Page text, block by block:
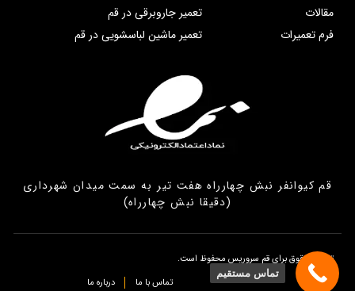
مقالات
فرم تعمیرات
تعمیر جاروبرقی در قم
تعمیر ماشین لباسشویی در قم
قم کیوانفر نبش چهارراه هفت تیر به سمت میدان شهرداری
(دقیقا نبش چهارراه)
تمامی حقوق برای قم سروریس محفوظ است.
تماس با ما
درباره ما
تماس مستقیم